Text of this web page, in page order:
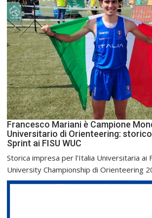
Francesco Mariani è Campione
Universitario di Orienteering:
Sprint ai FISU WUC
Storica impresa per l’Italia Universitaria ai
University Championship di Orienteering